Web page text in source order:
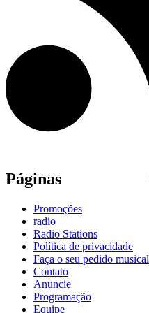
Páginas
Promoções
radio
Radio Stations
Política de privacidade
Faça o seu pedido musical
Contato
Anuncie
Programação
Equipe